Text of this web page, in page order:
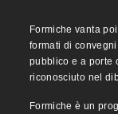
Formiche vanta
formati di
pubblico e a porte
riconosciuto nel
Formiche è un